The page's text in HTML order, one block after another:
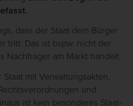
dass der Staat dem Bürger
tritt. Das ist bspw. nicht der
Nachfrager am Markt handelt.
mit Verwaltungsakten,
und
ist kein besonderes Staat-